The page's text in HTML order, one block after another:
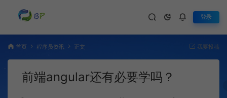
登录
首页 程序员资讯 正文 我要投稿
前端angular还有必要学吗？